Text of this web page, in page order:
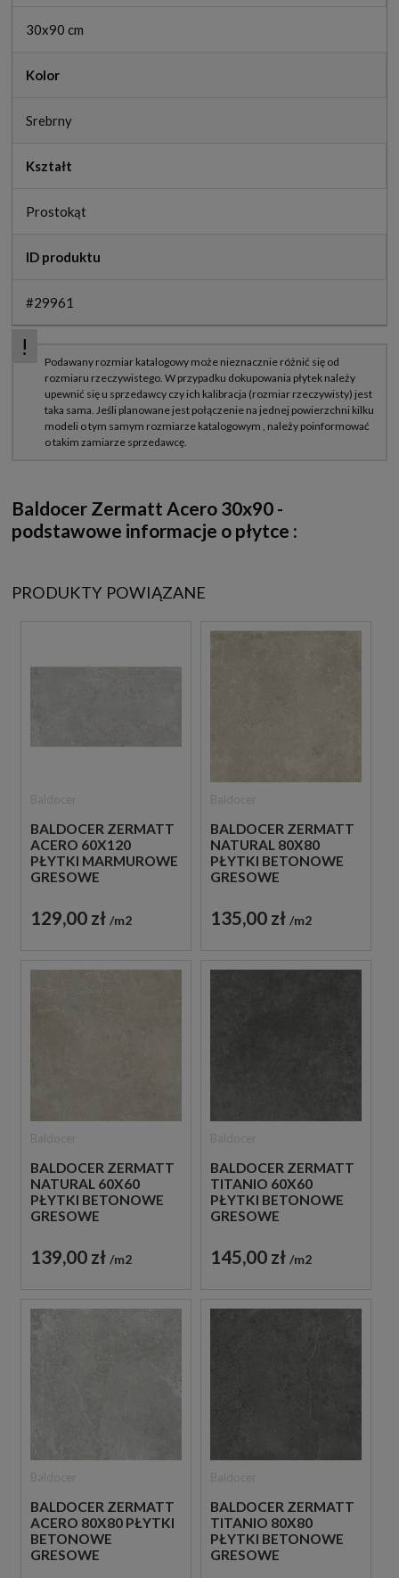
30x90 cm
Kolor
Srebrny
Kształt
Prostokąt
ID produktu
#29961
Baldocer Zermatt Acero 30x90 -
podstawowe informacje o płytce :
PRODUKTY POWIĄZANE
BALDOCER ZERMATT
ACERO 60X120
PŁYTKI MARMUROWE
GRESOWE
129,00 zł m2
BALDOCER ZERMATT
NATURAL 80X80
PŁYTKI BETONOWE
GRESOWE
135,00 zł m2
BALDOCER ZERMATT
NATURAL 60X60
PŁYTKI BETONOWE
GRESOWE
139,00 zł m2
BALDOCER ZERMATT
TITANIO 60X60
PŁYTKI BETONOWE
GRESOWE
145,00 zł m2
BALDOCER ZERMATT
ACERO 80X80 PŁYTKI
BETONOWE
GRESOWE
BALDOCER ZERMATT
TITANIO 80X80
PŁYTKI BETONOWE
GRESOWE